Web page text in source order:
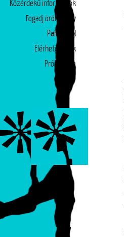
Közérdekű információk
Fogadj örökbe egy
előadást!
Partnerek
Elérhetőségek
Próbatábla